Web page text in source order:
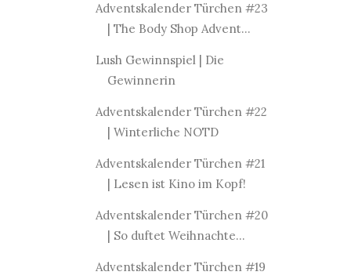
Adventskalender Türchen #23
| The Body Shop Advent...
Lush Gewinnspiel | Die
Gewinnerin
Adventskalender Türchen #22
| Winterliche NOTD
Adventskalender Türchen #21
| Lesen ist Kino im Kopf!
Adventskalender Türchen #20
| So duftet Weihnachte...
Adventskalender Türchen #19